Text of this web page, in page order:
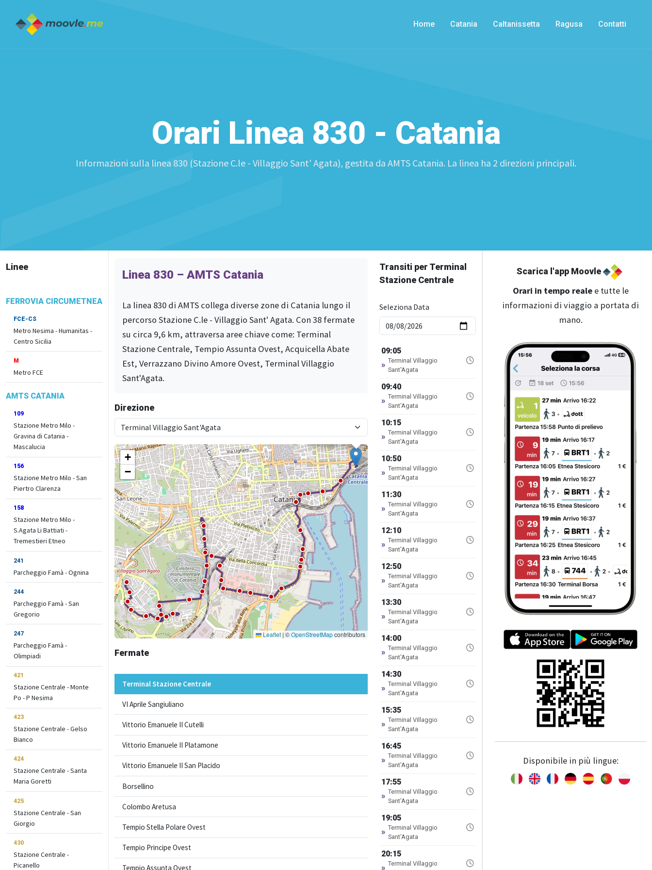
Home Catania Caltanissetta Ragusa Contatti
Orari Linea 830 - Catania
Informazioni sulla linea 830 (Stazione C.le - Villaggio Sant' Agata), gestita da AMTS Catania. La linea ha 2 direzioni principali.
Linee
FERROVIA CIRCUMETNEA
FCE-CS
Metro Nesima - Humanitas -
Centro Sicilia
M
Metro FCE
AMTS CATANIA
109
Stazione Metro Milo -
Gravina di Catania -
Mascalucia
156
Stazione Metro Milo - San
Piertro Clarenza
158
Stazione Metro Milo -
S.Agata Li Battiati -
Tremestieri Etneo
241
Parcheggio Famà - Ognina
244
Parcheggio Famà - San
Gregorio
247
Parcheggio Famà -
Olimpiadi
421
Stazione Centrale - Monte
Po - P Nesima
423
Stazione Centrale - Gelso
Bianco
424
Stazione Centrale - Santa
Maria Goretti
425
Stazione Centrale - San
Giorgio
430
Stazione Centrale -
Picanello
Linea 830 – AMTS Catania
La linea 830 di AMTS collega diverse zone di Catania lungo il
percorso Stazione C.le - Villaggio Sant' Agata. Con 38 fermate
su circa 9,6 km, attraversa aree chiave come: Terminal
Stazione Centrale, Tempio Assunta Ovest, Acquicella Abate
Est, Verrazzano Divino Amore Ovest, Terminal Villaggio
Sant'Agata.
Direzione
Terminal Stazione Centrale
+
−
Leaflet |©OpenStreetMapcontributors
Fermate
Terminal Stazione Centrale
VI Aprile Sangiuliano
Vittorio Emanuele II Cutelli
Vittorio Emanuele II Platamone
Vittorio Emanuele II San Placido
Borsellino
Colombo Aretusa
Tempio Stella Polare Ovest
Tempio Principe Ovest
Tempio Assunta Ovest
Transiti per Terminal
Stazione Centrale
Seleziona Data
09:05
» Terminal Villaggio
Sant'Agata
09:40
» Terminal Villaggio
Sant'Agata
10:15
» Terminal Villaggio
Sant'Agata
10:50
» Terminal Villaggio
Sant'Agata
11:30
» Terminal Villaggio
Sant'Agata
12:10
» Terminal Villaggio
Sant'Agata
12:50
» Terminal Villaggio
Sant'Agata
13:30
» Terminal Villaggio
Sant'Agata
14:00
» Terminal Villaggio
Sant'Agata
14:30
» Terminal Villaggio
Sant'Agata
15:35
» Terminal Villaggio
Sant'Agata
16:45
» Terminal Villaggio
Sant'Agata
17:55
» Terminal Villaggio
Sant'Agata
19:05
» Terminal Villaggio
Sant'Agata
20:15
» Terminal Villaggio
Scarica l'app Moovle
Orari in tempo realee tutte le
informazioni di viaggio a portata di
mano.
Disponibile in più lingue: